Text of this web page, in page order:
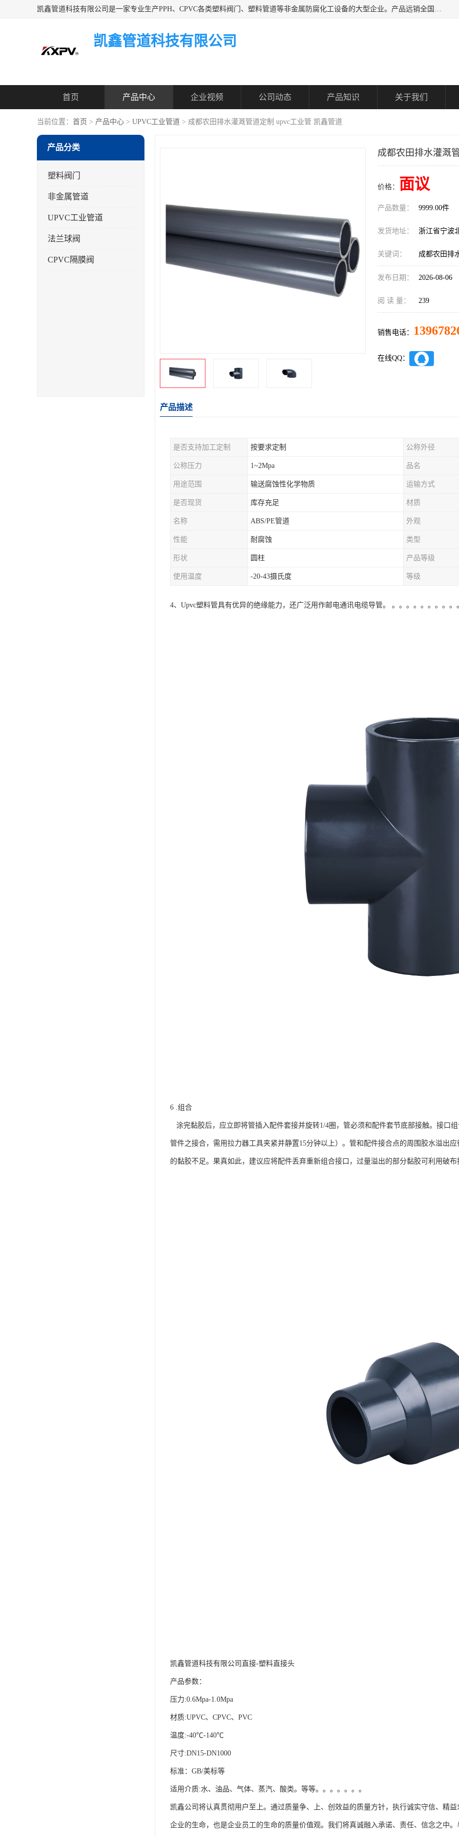
凯鑫管道科技有限公司是一家专业生产PPH、CPVC各类塑料阀门、塑料管道等非金属防腐化工设备的大型企业。产品远销全国三十一个省、市、自治区,广泛应用于化工、石油、氯碱、染料、制药、农药等行业，深受广大用户欢迎，是目前国内生产化工泵、阀门规模较大的生产基地之一。
凯鑫管道科技有限公司
首页 产品中心 企业视频 公司动态 产品知识 关于我们
当前位置： 首页 > 产品中心 > UPVC工业管道 > 成都农田排水灌溉管道定制 upvc工业管 凯鑫管道
产品分类
塑料阀门
非金属管道
UPVC工业管道
法兰球阀
CPVC隔膜阀
成都农田排水灌溉
价格： 面议
产品数量： 9999.00件
发货地址： 浙江省宁波
关键词： 成都农田排
发布日期： 2026-08-06
阅 读 量： 239
销售电话：
在线QQ：
产品描述
是否支持加工定制 按要求定制 公称外径
公称压力 1~2Mpa 品名
用途范围 输送腐蚀性化学物质 运输方式
是否现货 库存充足 材质
名称 ABS/PE管道 外观
性能 耐腐蚀 类型
形状 圆柱 产品等级
使用温度 -20-43摄氏度 等级
4、Upvc塑料管具有优异的绝缘能力，还广泛用作邮电通讯电缆导管。 。。。。。。。。。
6 .组合
涂完黏胶后，应立即将管插入配件套接并旋转1/4圈，管必须和配件套节底部接触。接口
管件之接合，需用拉力器工具夹紧并静置15分钟以上）。管和配件接合点的周围胶水溢出
的黏胶不足。果真如此，建议应将配件丢弃重新组合接口，过量溢出的部分黏胶可利用破布
凯鑫管道科技有限公司直接-塑料直接头
产品参数：
压力:0.6Mpa-1.0Mpa
材质:UPVC、CPVC、PVC
温度:-40℃-140℃
尺寸:DN15-DN1000
标准：GB/美标等
适用介质:水、油品、气体、蒸汽、酸类。等等。。。。。。。
凯鑫公司将认真贯彻用户至上。通过质量争、上、创效益的质量方针，执行诚实守信、精
企业的生命，也是企业员工的生命的质量价值观。我们将真诚融入承诺、责任、信念之中